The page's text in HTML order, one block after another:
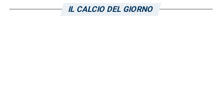
equilibrato: tre vittorie, tre pareggi e due
IL CALCIO DEL GIORNO